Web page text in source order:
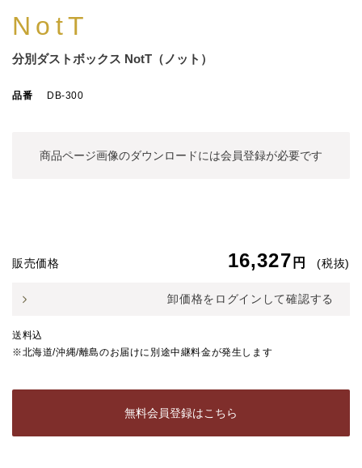
NotT
分別ダストボックス NotT（ノット）
品番 DB-300
商品ページ画像のダウンロードには会員登録が必要です
販売価格 16,327 円 (税抜)
卸価格をログインして確認する
送料込
※北海道/沖縄/離島のお届けに別途中継料金が発生します
無料会員登録はこちら